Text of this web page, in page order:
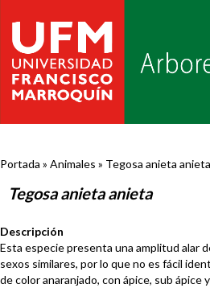
Portada » Animales » Tegosa anieta anieta
Tegosa anieta anieta
Descripción
Esta especie presenta una amplitud alar
sexos similares, por lo que no es fácil
de color anaranjado, con ápice, sub ápice